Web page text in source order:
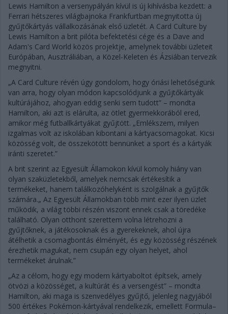
Lewis Hamilton a versenypályán kívül is új kihívásba kezdett: a
Ferrari hétszeres világbajnoka Frankfurtban megnyitotta új
gyűjtőkártyás vállalkozásának első üzletét. A Card Culture by
Lewis Hamilton a brit pilóta befektetési cége és a Dave and
Adam's Card World közös projektje, amelynek további üzleteit
Európában, Ausztráliában, a Közel-Keleten és Ázsiában tervezik
megnyitni.
„A Card Culture révén úgy gondolom, hogy óriási lehetőségünk
van arra, hogy olyan módon kapcsolódjunk a gyűjtőkártyák
kultúrájához, ahogyan eddig senki sem tudott” – mondta
Hamilton, aki azt is elárulta, az ötlet gyermekkorából ered,
amikor még futballkártyákat gyűjtött. „Emlékszem, milyen
izgalmas volt az iskolában kibontani a kártyacsomagokat. Kicsi
közösség volt, de összekötött bennünket a sport és a kártyák
iránti szeretet.”
A brit szerint az Egyesült Államokon kívül komoly hiány van
olyan szaküzletekből, amelyek nemcsak értékesítik a
termékeket, hanem találkozóhelyként is szolgálnak a gyűjtők
számára.„ Az Egyesült Államokban több mint ezer ilyen üzlet
működik, a világ többi részén viszont ennek csak a töredéke
található. Olyan otthont szerettem volna létrehozni a
gyűjtőknek, a játékosoknak és a gyerekeknek, ahol újra
átélhetik a csomagbontás élményét, és egy közösség részének
érezhetik magukat, nem csupán egy olyan helyet, ahol
termékeket árulnak.”
„Az a célom, hogy egy modern kártyaboltot építsek, amely
ötvözi a közösséget, a kultúrát és a versengést” – mondta
Hamilton, aki maga is szenvedélyes gyűjtő, jelenleg nagyjából
500 értékes Pokémon-kártyával rendelkezik, emellett Formula–